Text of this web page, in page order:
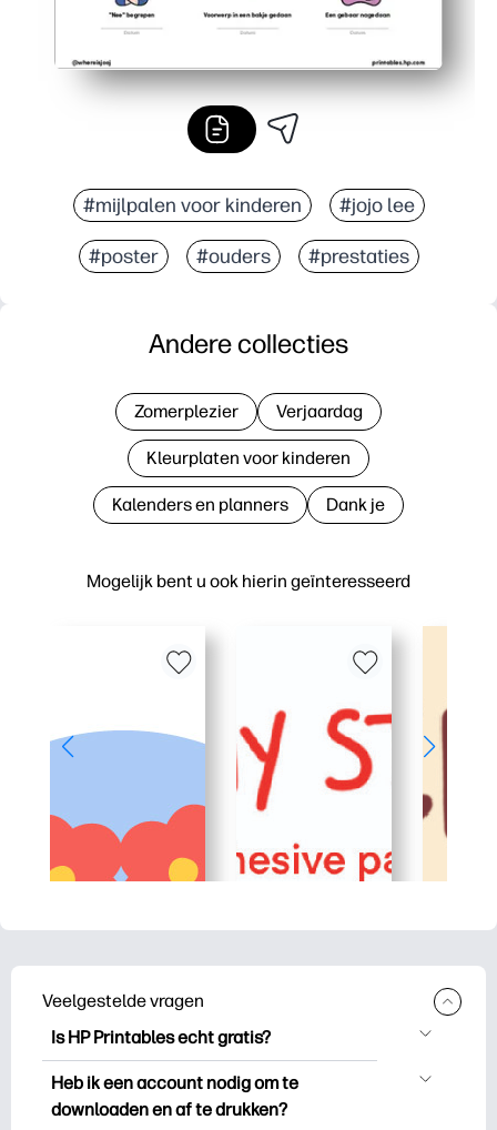
#mijlpalen voor kinderen #jojo lee
#poster #ouders #prestaties
Mogelijk bent u ook hierin geïnteresseerd
Andere collecties
Zomerplezier Verjaardag
Kleurplaten voor kinderen
Kalenders en planners Dank je
Veelgestelde vragen
Is HP Printables echt gratis?
HP Printables biedt meer dan 2.500
gratis printables om te downloaden en
Heb ik een account nodig om te
downloaden en af te drukken?